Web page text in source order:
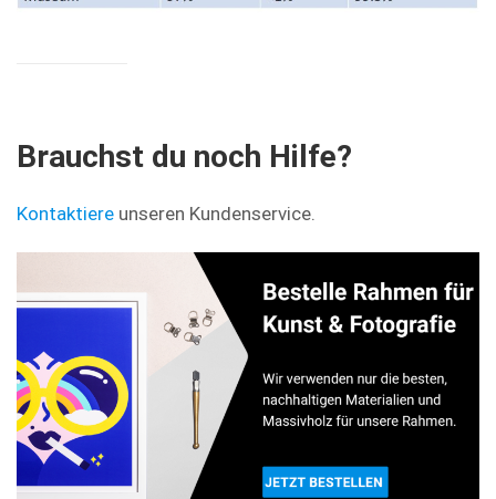
Brauchst du noch Hilfe?
Kontaktiere unseren Kundenservice.